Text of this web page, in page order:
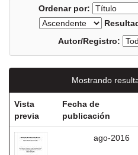
Ordenar por:
Autor/Registro:
Mostrando
Vista
previa
Fecha de
publicación
ago-2016